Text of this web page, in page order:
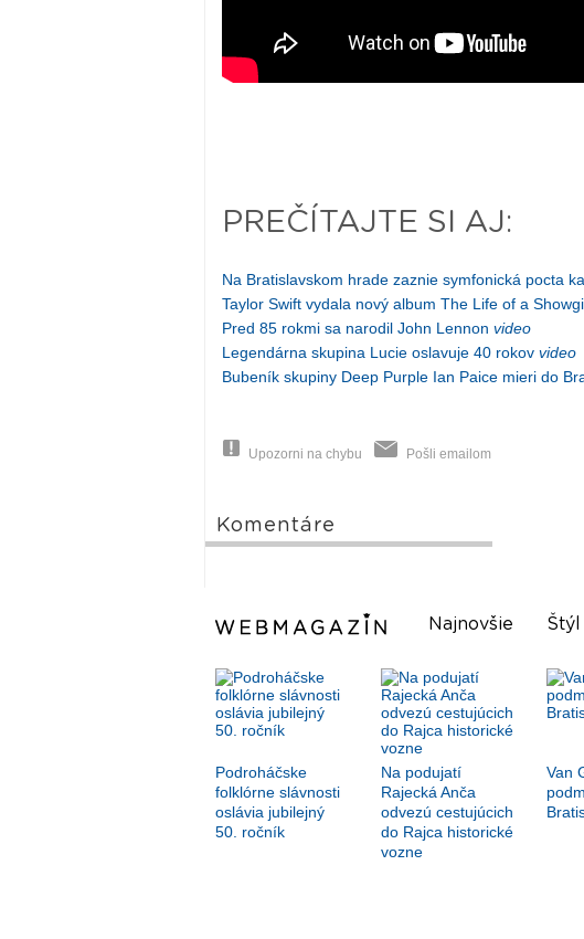
PREČÍTAJTE SI AJ:
Na Bratislavskom hrade zaznie symfonická pocta
Taylor Swift vydala nový album The Life of a
Pred 85 rokmi sa narodil John Lennon video
Legendárna skupina Lucie oslavuje 40 rokov video
Bubeník skupiny Deep Purple Ian Paice mieri do
Upozorni na chybu Pošli emailom
Komentáre
Najnovšie Štýl
Podroháčske
folklórne slávnosti
oslávia jubilejný
50. ročník
Na podujatí
Rajecká Anča
odvezú cestujúcich
do Rajca historické
vozne
Van